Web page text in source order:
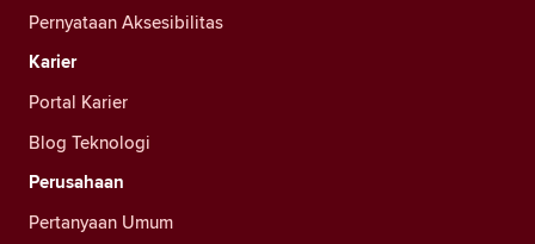
Pernyataan Aksesibilitas
Karier
Portal Karier
Blog Teknologi
Perusahaan
Pertanyaan Umum